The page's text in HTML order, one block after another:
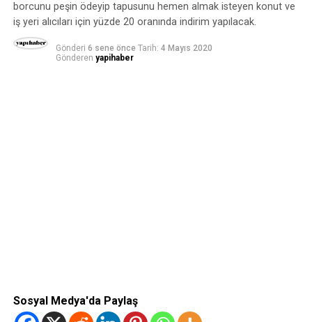
borcunu peşin ödeyip tapusunu hemen almak isteyen konut ve
iş yeri alıcıları için yüzde 20 oranında indirim yapılacak.
Gönderi 6 sene önce Tarih: 4 Mayıs 2020
Gönderen yapihaber
Sosyal Medya'da Paylaş